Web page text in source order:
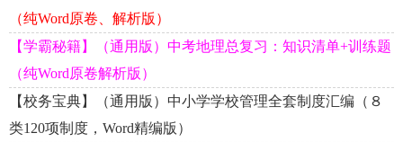
（纯Word原卷、解析版）
【学霸秘籍】（通用版）中考地理总复习：知识清单+训练题
（纯Word原卷解析版）
【校务宝典】（通用版）中小学学校管理全套制度汇编（８
类120项制度，Word精编版）